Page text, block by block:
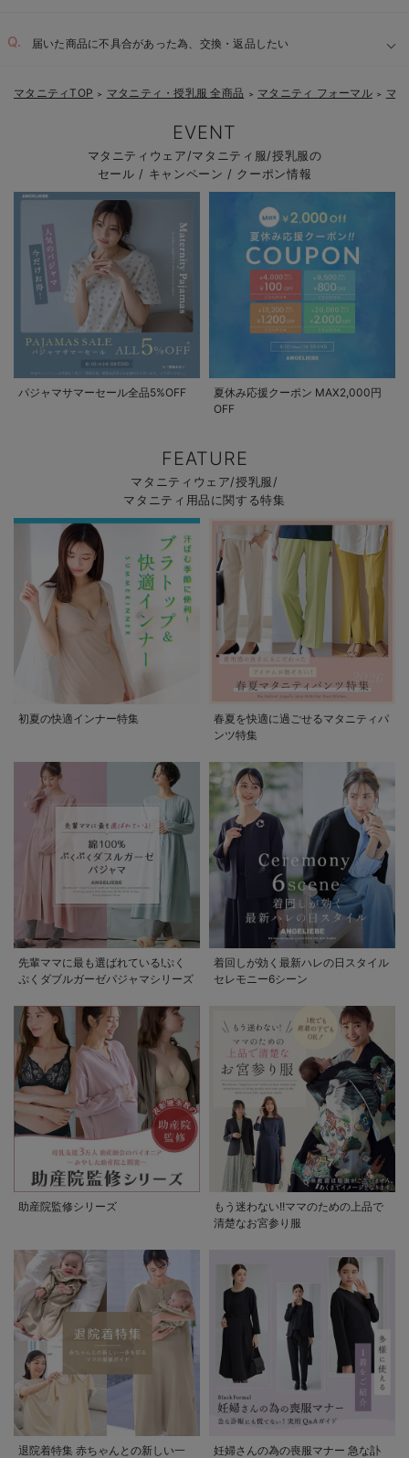
届いた商品に不具合があった為、交換・返品したい
マタニティTOP ＞ マタニティ・授乳服 全商品 ＞ マタニティ フォーマル ＞ マ
EVENT
マタニティウェア/マタニティ服/授乳服の
セール / キャンペーン / クーポン情報
パジャマサマーセール全品5%OFF
夏休み応援クーポン MAX2,000円
OFF
FEATURE
マタニティウェア/授乳服/
マタニティ用品に関する特集
初夏の快適インナー特集
春夏を快適に過ごせるマタニティパ
ンツ特集
先輩ママに最も選ばれている!ぷく
ぷくダブルガーゼパジャマシリーズ
着回しが効く最新ハレの日スタイル
セレモニー6シーン
助産院監修シリーズ
もう迷わない!!ママのための上品で
清楚なお宮参り服
退院着特集 赤ちゃんとの新しい一
妊婦さんの為の喪服マナー 急な訃